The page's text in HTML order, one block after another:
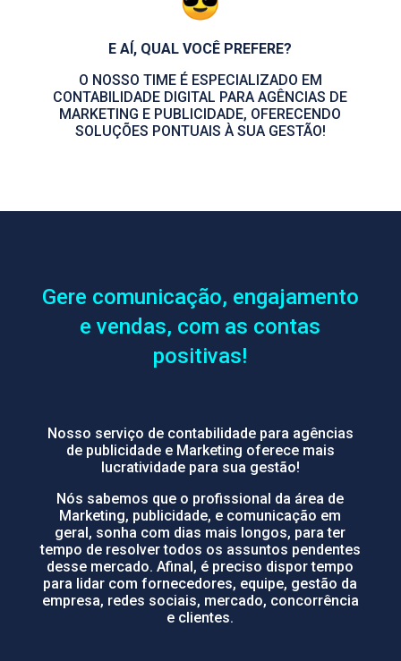
E AÍ, QUAL VOCÊ PREFERE?
O NOSSO TIME É ESPECIALIZADO EM
CONTABILIDADE DIGITAL PARA AGÊNCIAS DE
MARKETING E PUBLICIDADE, OFERECENDO
SOLUÇÕES PONTUAIS À SUA GESTÃO!
Gere comunicação, engajamento
e vendas, com as contas
positivas!
Nosso serviço de contabilidade para agências
de publicidade e Marketing oferece mais
lucratividade para sua gestão!
Nós sabemos que o profissional da área de
Marketing, publicidade, e comunicação em
geral, sonha com dias mais longos, para ter
tempo de resolver todos os assuntos pendentes
desse mercado. Afinal, é preciso dispor tempo
para lidar com fornecedores, equipe, gestão da
empresa, redes sociais, mercado, concorrência
e clientes.